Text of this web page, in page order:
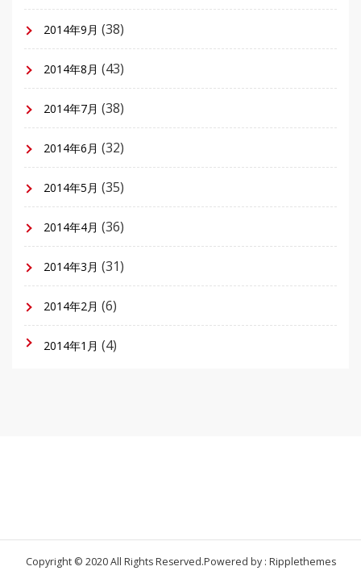
2014年9月 (38)
2014年8月 (43)
2014年7月 (38)
2014年6月 (32)
2014年5月 (35)
2014年4月 (36)
2014年3月 (31)
2014年2月 (6)
2014年1月 (4)
Copyright © 2020 All Rights Reserved.Powered by : Ripplethemes